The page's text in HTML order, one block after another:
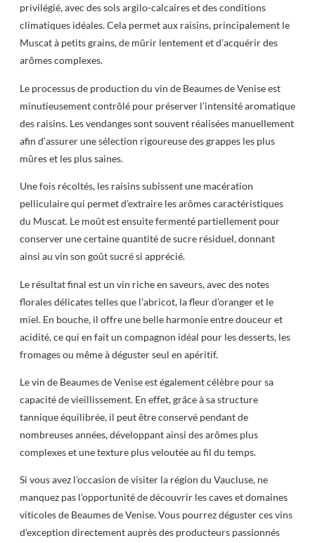
privilégié, avec des sols argilo-calcaires et des conditions
climatiques idéales. Cela permet aux raisins, principalement le
Muscat à petits grains, de mûrir lentement et d’acquérir des
arômes complexes.
Le processus de production du vin de Beaumes de Venise est
minutieusement contrôlé pour préserver l’intensité aromatique
des raisins. Les vendanges sont souvent réalisées manuellement
afin d’assurer une sélection rigoureuse des grappes les plus
mûres et les plus saines.
Une fois récoltés, les raisins subissent une macération
pelliculaire qui permet d’extraire les arômes caractéristiques
du Muscat. Le moût est ensuite fermenté partiellement pour
conserver une certaine quantité de sucre résiduel, donnant
ainsi au vin son goût sucré si apprécié.
Le résultat final est un vin riche en saveurs, avec des notes
florales délicates telles que l’abricot, la fleur d’oranger et le
miel. En bouche, il offre une belle harmonie entre douceur et
acidité, ce qui en fait un compagnon idéal pour les desserts, les
fromages ou même à déguster seul en apéritif.
Le vin de Beaumes de Venise est également célèbre pour sa
capacité de vieillissement. En effet, grâce à sa structure
tannique équilibrée, il peut être conservé pendant de
nombreuses années, développant ainsi des arômes plus
complexes et une texture plus veloutée au fil du temps.
Si vous avez l’occasion de visiter la région du Vaucluse, ne
manquez pas l’opportunité de découvrir les caves et domaines
viticoles de Beaumes de Venise. Vous pourrez déguster ces vins
d’exception directement auprès des producteurs passionnés